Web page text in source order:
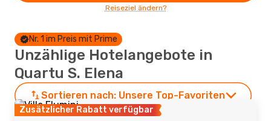
Reiseziel ändern?
Nr. 1 im Preis mit Prime
Unzählige Hotelangebote in
Quartu S. Elena
Sortieren nach: Unsere Top-Favoriten
Zusätzlicher Rabatt verfügbar